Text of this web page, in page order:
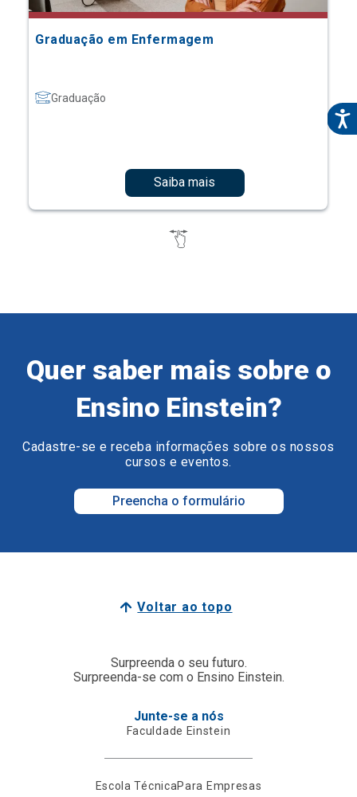
Graduação em Enfermagem
Graduação
Saiba mais
Quer saber mais sobre o
Ensino Einstein?
Cadastre-se e receba informações sobre os nossos
cursos e eventos.
Preencha o formulário
Voltar ao topo
Surpreenda o seu futuro.
Surpreenda-se com o Ensino Einstein.
Junte-se a nós
Faculdade Einstein
Escola TécnicaPara Empresas